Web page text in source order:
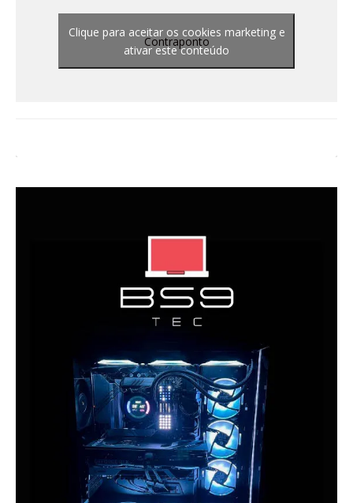
Contraponto
Clique para aceitar os cookies marketing e
ativar este conteúdo